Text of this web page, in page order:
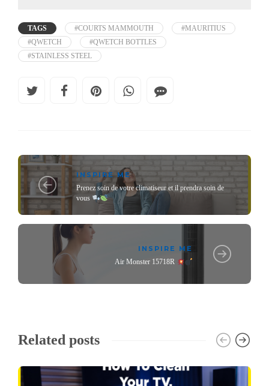
TAGS #COURTS MAMMOUTH
#MAURITIUS
#QWETCH
#QWETCH BOTTLES
#STAINLESS STEEL
INSPIRE ME
Prenez soin de votre climatiseur et il prendra soin de
vous
INSPIRE ME
Air Monster 15718R
Related posts